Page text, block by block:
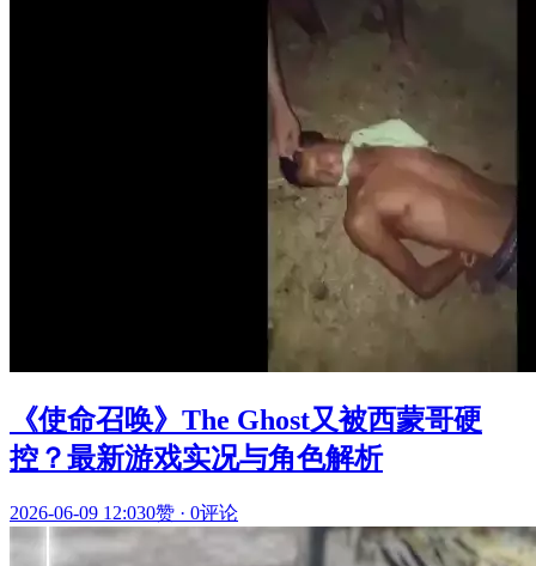
《使命召唤》The Ghost又被西蒙哥硬
控？最新游戏实况与角色解析
2026-06-09 12:030赞 · 0评论